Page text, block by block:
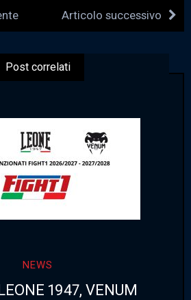
Articolo successivo
Post correlati
NEWS
1947, VENUM